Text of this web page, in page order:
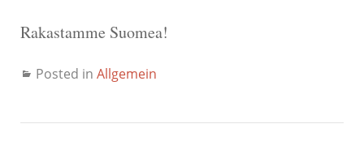
Rakastamme Suomea!
Posted in Allgemein